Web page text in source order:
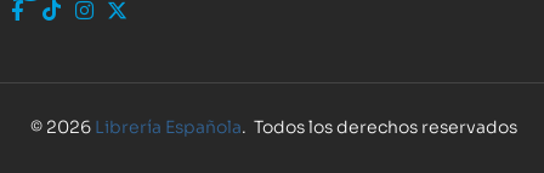
© 2026 Librería Española. Todos los derechos reservados